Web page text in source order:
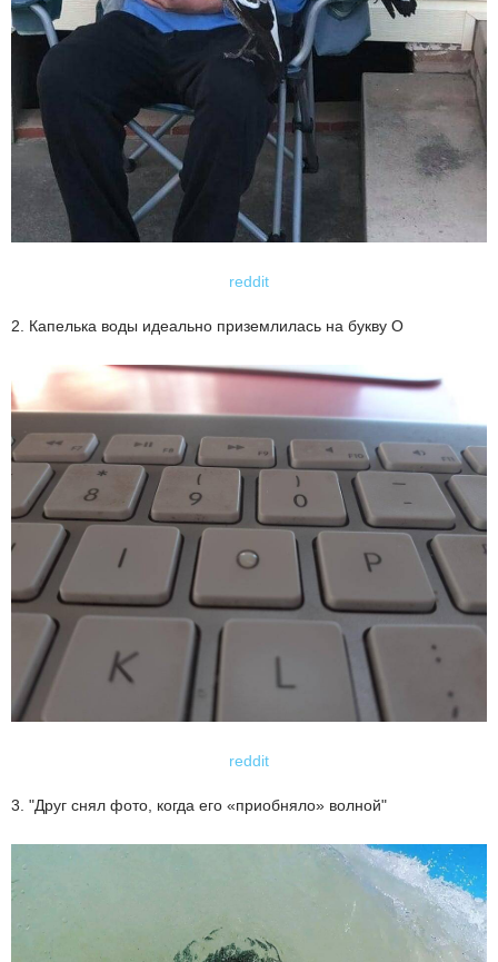
reddit
2. Капелька воды идеально приземлилась на букву О
reddit
3. "Друг снял фото, когда его «приобняло» волной"